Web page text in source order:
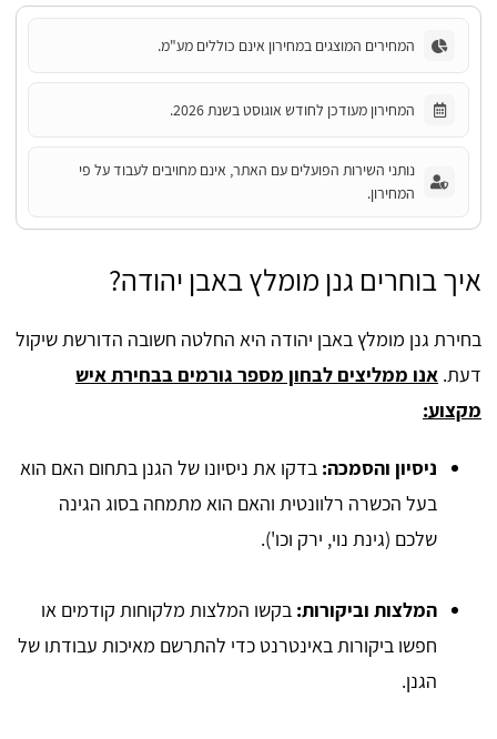
המחירים המוצגים במחירון אינם כוללים מע"מ.
המחירון מעודכן לחודש אוגוסט בשנת 2026.
נותני השירות הפועלים עם האתר, אינם מחויבים לעבוד על פי
המחירון.
איך בוחרים גנן מומלץ באבן יהודה?
בחירת גנן מומלץ באבן יהודה היא החלטה חשובה הדורשת שיקול
דעת. אנו ממליצים לבחון מספר גורמים בבחירת איש
מקצוע:
ניסיון והסמכה: בדקו את ניסיונו של הגנן בתחום האם הוא
בעל הכשרה רלוונטית והאם הוא מתמחה בסוג הגינה
שלכם (גינת נוי, ירק וכו').
המלצות וביקורות: בקשו המלצות מלקוחות קודמים או
חפשו ביקורות באינטרנט כדי להתרשם מאיכות עבודתו של
הגנן.